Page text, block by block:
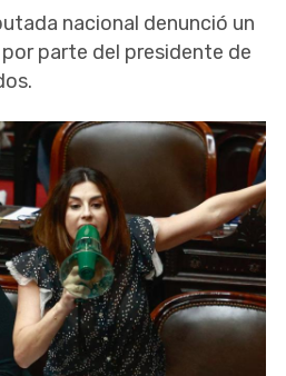
nacional denunció un
parte del presidente de